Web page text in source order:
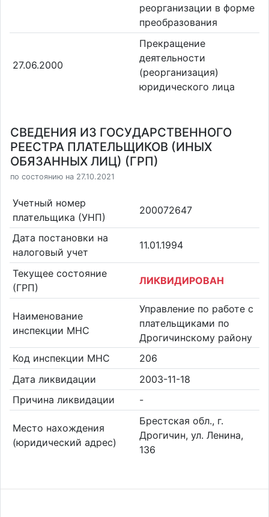
реорганизации в форме
преобразования
27.06.2000
Прекращение
деятельности
(реорганизация)
юридического лица
СВЕДЕНИЯ ИЗ ГОСУДАРСТВЕННОГО
РЕЕСТРА ПЛАТЕЛЬЩИКОВ (ИНЫХ
ОБЯЗАННЫХ ЛИЦ) (ГРП)
по состоянию на 27.10.2021
Учетный номер
плательщика (УНП)
200072647
Дата постановки на
налоговый учет
11.01.1994
Текущее состояние
(ГРП)
ЛИКВИДИРОВАН
Наименование
инспекции МНС
Управление по работе с
плательщиками по
Дрогичинскому району
Код инспекции МНС
206
Дата ликвидации
2003-11-18
Причина ликвидации
-
Место нахождения
(юридический адрес)
Брестская обл., г.
Дрогичин, ул. Ленина,
136